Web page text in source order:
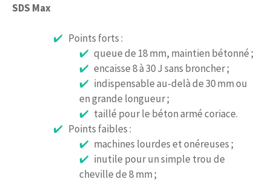
SDS Max
Points forts :
queue de 18 mm, maintien bétonné ;
encaisse 8 à 30 J sans broncher ;
indispensable au-delà de 30 mm ou
en grande longueur ;
taillé pour le béton armé coriace.
Points faibles :
machines lourdes et onéreuses ;
inutile pour un simple trou de
cheville de 8 mm ;